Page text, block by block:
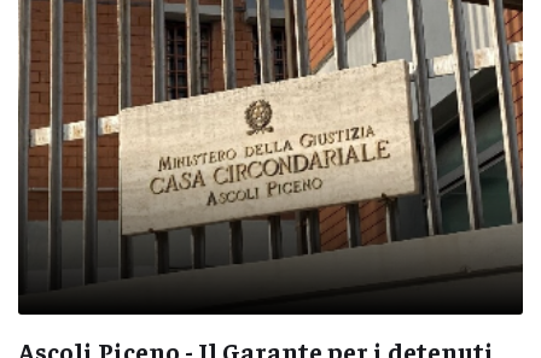
Ascoli Piceno - Il Garante per i detenuti